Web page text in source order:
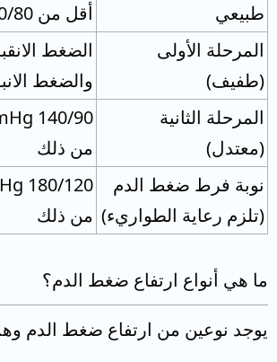
طبيعي
أقل من 130/80 mmHg
المرحلة الأولى
(طفيف)
والضغط
المرحلة الثانية
(معتدل)
من ذلك
نوبة فرط ضغط الدم
(تلزم رعاية الطواريء) من ذلك
ما هي أنواع ارتفاع ضغط الدم؟
يوجد نوعين من ارتفاع ضغط الدم